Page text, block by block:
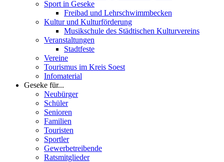
Sport in Geseke
Freibad und Lehrschwimmbecken
Kultur und Kulturförderung
Musikschule des Städtischen Kulturvereins
Veranstaltungen
Stadtfeste
Vereine
Tourismus im Kreis Soest
Infomaterial
Geseke für...
Neubürger
Schüler
Senioren
Familien
Touristen
Sportler
Gewerbetreibende
Ratsmitglieder